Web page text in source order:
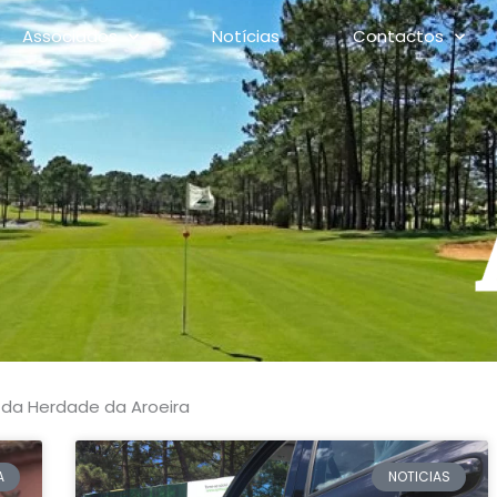
Associados Notícias Contactos
Herdade da Aroeira
NOTICIAS